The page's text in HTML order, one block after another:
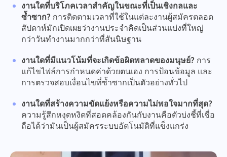
งานใดที่บริโภคเวลาสำคัญในขณะที่เป็นเชิงกลและ
ซ้ำซาก? การติดตามเวลาที่ใช้ในแต่ละงานผู้สมัครตลอด
สัปดาห์มักเปิดเผยว่างานประจำคิดเป็นส่วนแบ่งที่ใหญ่
กว่าวันทำงานมากกว่าที่สันนิษฐาน
งานใดที่มีแนวโน้มที่จะเกิดข้อผิดพลาดของมนุษย์? การ
แก้ไขไฟล์การกำหนดค่าด้วยตนเอง การป้อนข้อมูล และ
การตรวจสอบเงื่อนไขที่ซ้ำซากเป็นตัวอย่างทั่วไป
งานใดที่สร้างความขัดแย้งหรือความไม่พอใจมากที่สุด?
ความรู้สึกหงุดหงิดที่สอดคล้องกันกับงานคือตัวบ่งชี้ที่เชื่อ
ถือได้ว่ามันเป็นผู้สมัครระบบอัตโนมัติที่แข็งแกร่ง